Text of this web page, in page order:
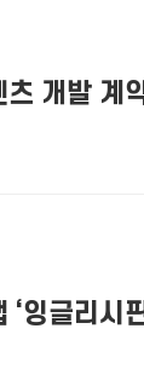
츠 개발 계
‘잉글리시